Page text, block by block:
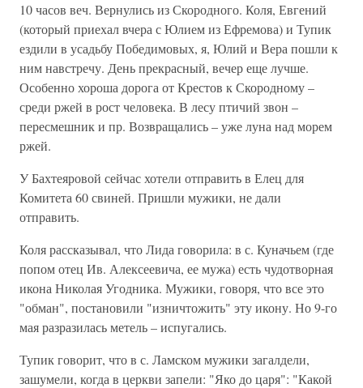
10 часов веч. Вернулись из Скородного. Коля, Евгений
(который приехал вчера с Юлием из Ефремова) и Тупик
ездили в усадьбу Победимовых, я, Юлий и Вера пошли к
ним навстречу. День прекрасный, вечер еще лучше.
Особенно хороша дорога от Крестов к Скородному –
среди ржей в рост человека. В лесу птичий звон –
пересмешник и пр. Возвращались – уже луна над морем
ржей.
У Бахтеяровой сейчас хотели отправить в Елец для
Комитета 60 свиней. Пришли мужики, не дали
отправить.
Коля рассказывал, что Лида говорила: в с. Куначьем (где
попом отец Ив. Алексеевича, ее мужа) есть чудотворная
икона Николая Угодника. Мужики, говоря, что все это
"обман", постановили "изничтожить" эту икону. Но 9-го
мая разразилась метель – испугались.
Тупик говорит, что в с. Ламском мужики загалдели,
зашумели, когда в церкви запели: "Яко до царя": "Какой